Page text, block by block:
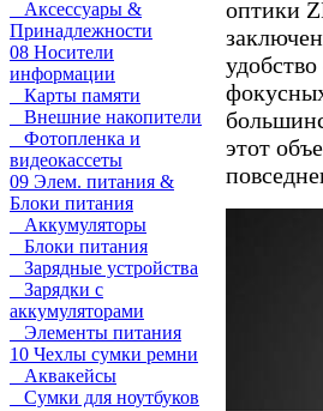
Аксессуары &
Принадлежности
08 Носители
информации
Карты памяти
Внешние накопители
Фотопленка и
видеокассеты
09 Элем. питания &
Блоки питания
Аккумуляторы
Блоки питания
Зарядные устройства
Зарядки с
аккумуляторами
Элементы питания
10 Чехлы сумки ремни
Аквакейсы
Сумки для ноутбуков
оптики
этот